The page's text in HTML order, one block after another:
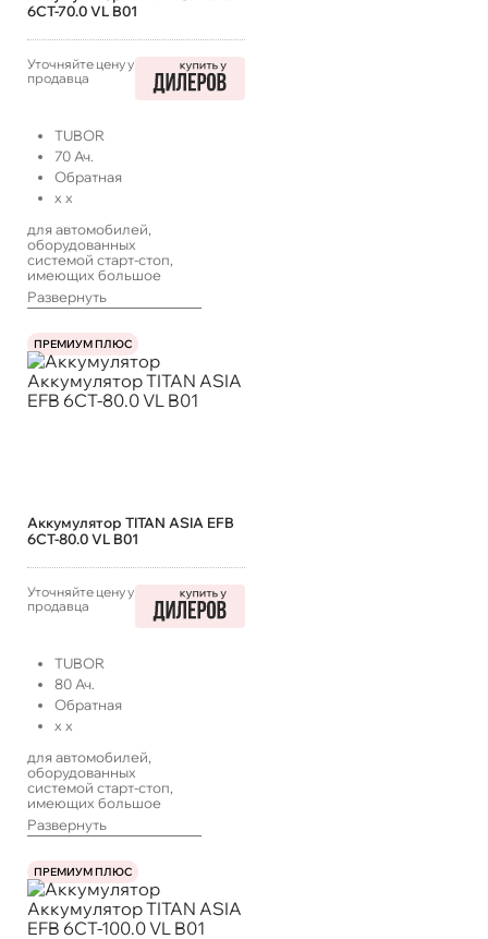
6СТ-70.0 VL B01
Уточняйте цену у
продавца
TUBOR
70 Ач.
Обратная
x x
для автомобилей,
оборудованных
системой старт-стоп,
имеющих большое
количество
энергопотребителей,
с длительными
простоями, а также
систем ИПБ
Развернуть
ПРЕМИУМ ПЛЮС
Аккумулятор TITAN ASIA EFB
6СТ-80.0 VL B01
Уточняйте цену у
продавца
TUBOR
80 Ач.
Обратная
x x
для автомобилей,
оборудованных
системой старт-стоп,
имеющих большое
количество
энергопотребителей,
с длительными
простоями, а также
систем ИПБ
Развернуть
ПРЕМИУМ ПЛЮС